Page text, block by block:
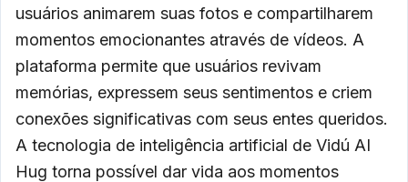
usuários animarem suas fotos e compartilharem
momentos emocionantes através de vídeos. A
plataforma permite que usuários revivam
memórias, expressem seus sentimentos e criem
conexões significativas com seus entes queridos.
A tecnologia de inteligência artificial de Vidú AI
Hug torna possível dar vida aos momentos